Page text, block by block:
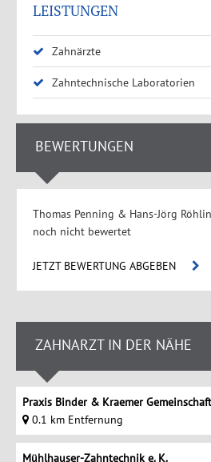
LEISTUNGEN
Zahnärzte
Zahntechnische Laboratorien
BEWERTUNGEN
Thomas Penning & Hans-Jörg
noch nicht bewertet
JETZT BEWERTUNG ABGEBEN
ZAHNARZT IN DER NÄHE
Praxis Binder & Kraemer
0.1 km Entfernung
Mühlhauser-Zahntechnik e. K.